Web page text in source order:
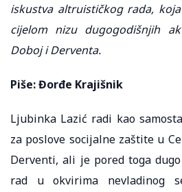
iskustva altruističkog rada,
cijelom nizu dugogodišnjih
Doboj i Derventa.
Piše: Đorđe Krajišnik
Ljubinka Lazić radi kao
za poslove socijalne zaštite u
Derventi, ali je pored toga
rad u okvirima nevladinog